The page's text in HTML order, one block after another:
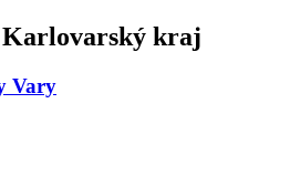
Karlovarský kraj
Vary